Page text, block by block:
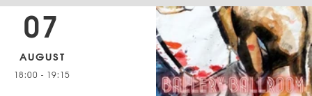
07
AUGUST
18:00 - 19:15